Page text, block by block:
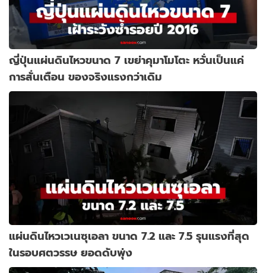
ญี่ปุ่นแผ่นดินไหวขนาด 7 เขย่าคุมาโมโตะ หวั่นเป็นแค่
การสั่นเตือน ของจริงแรงกว่าเดิม
แผ่นดินไหวเวเนซุเอลา ขนาด 7.2 และ 7.5 รุนแรงที่สุด
ในรอบศตวรรษ ยอดดับพุ่ง